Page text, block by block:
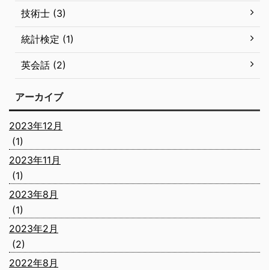
技術士 (3)
統計検定 (1)
英会話 (2)
アーカイブ
2023年12月
(1)
2023年11月
(1)
2023年8月
(1)
2023年2月
(2)
2022年8月